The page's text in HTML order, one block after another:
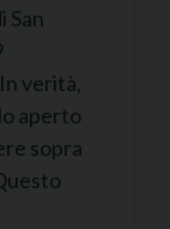
San
verità,
aperto
sopra